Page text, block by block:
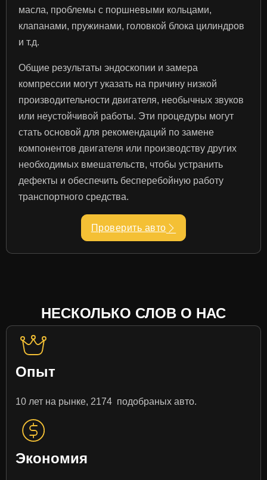
масла, проблемы с поршневыми кольцами,
клапанами, пружинами, головкой блока цилиндров
и т.д.
Общие результаты эндоскопии и замера
компрессии могут указать на причину низкой
производительности двигателя, необычных звуков
или неустойчивой работы. Эти процедуры могут
стать основой для рекомендаций по замене
компонентов двигателя или производству других
необходимых вмешательств, чтобы устранить
дефекты и обеспечить бесперебойную работу
транспортного средства.
Проверить авто
НЕСКОЛЬКО СЛОВ О НАС
Опыт
10 лет на рынке, 2174 подобраных авто.
Экономия